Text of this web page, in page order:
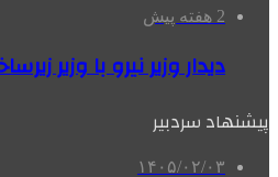
2 هفته پیش
دیدار وزیر نیرو با وزیر
پیشنهاد سردبیر
۱۴۰۵/۰۲/۰۳